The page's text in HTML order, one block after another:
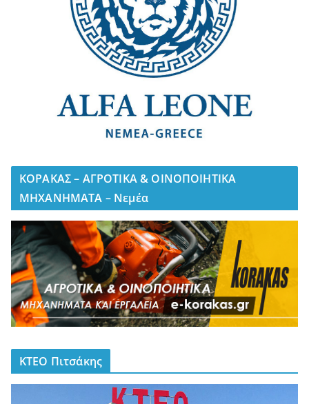
ΚΟΡΑΚΑΣ – ΑΓΡΟΤΙΚΑ & ΟΙΝΟΠΟΙΗΤΙΚΑ
ΜΗΧΑΝΗΜΑΤΑ – Νεμέα
ΚΤΕΟ Πιτσάκης